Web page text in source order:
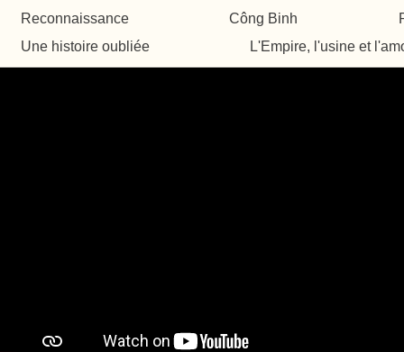
Reconnaissance
Công Binh
Une histoire oubliée
L'Empire, l'usine et